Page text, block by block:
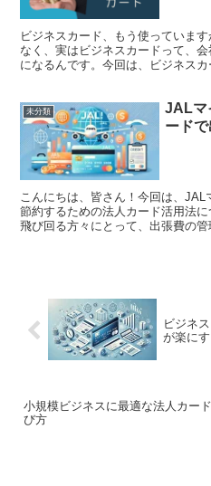
ビジネスカード、もう使っていま
なく、実はビジネスカードって、
になるんです。今回は、ビジネス
未分類
JALマ
ード
こんにちは、皆さん！今回は、
節約するための法人カード活用法
飛び回る方々にとって、出張費の
ビジネ
が楽に
小規模ビジネスに最適な法人カー
び方